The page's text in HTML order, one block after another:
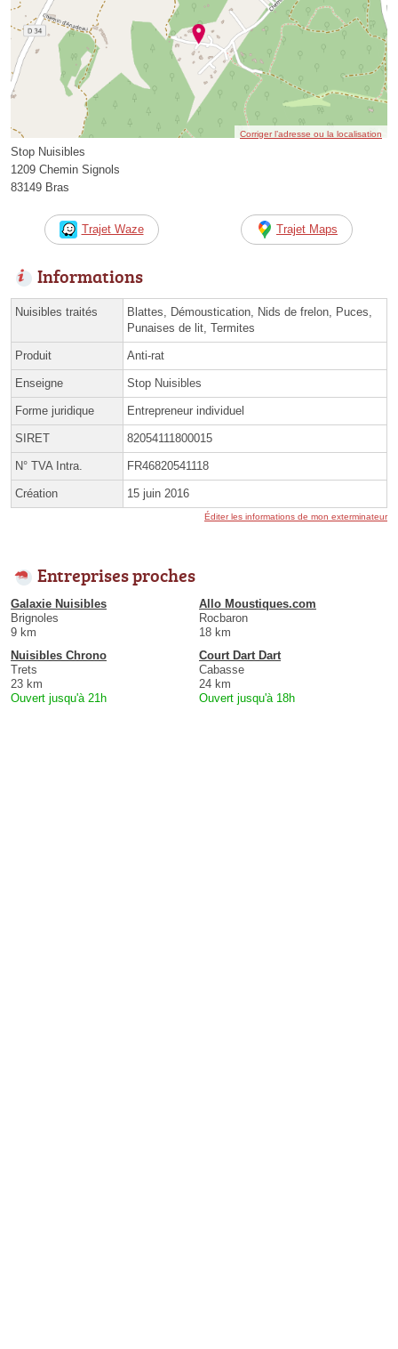
Corriger l’adresse ou la localisation
Stop Nuisibles
1209 Chemin Signols
83149 Bras
Trajet Waze Trajet Maps
Informations
Nuisibles traités
Blattes, Démoustication, Nids de frelon, Puces,
Punaises de lit, Termites
Produit Anti-rat
Enseigne Stop Nuisibles
Forme juridique Entrepreneur individuel
SIRET 82054111800015
N° TVA Intra. FR46820541118
Création 15 juin 2016
Éditer les informations de mon exterminateur
Entreprises proches
Galaxie Nuisibles
Brignoles
9 km
Allo Moustiques.com
Rocbaron
18 km
Nuisibles Chrono
Trets
23 km
Ouvert jusqu'à 21h
Court Dart Dart
Cabasse
24 km
Ouvert jusqu'à 18h